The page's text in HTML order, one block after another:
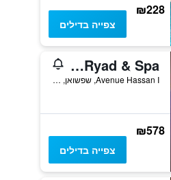
₪228
צפייה בדילים
Lina Ryad & Spa
Avenue Hassan I, שפשואן, מרוקו
₪578
צפייה בדילים